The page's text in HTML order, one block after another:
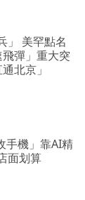
」 美罕點名
彈」重大突
北京」
手機」靠AI精
面划算